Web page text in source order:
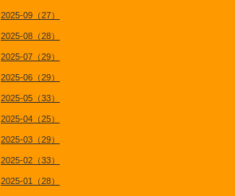
2025-09（27）
2025-08（28）
2025-07（29）
2025-06（29）
2025-05（33）
2025-04（25）
2025-03（29）
2025-02（33）
2025-01（28）